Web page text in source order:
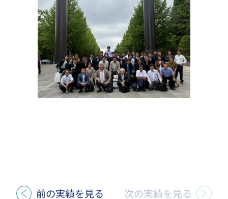
前の実績を見る 次の実績を見る